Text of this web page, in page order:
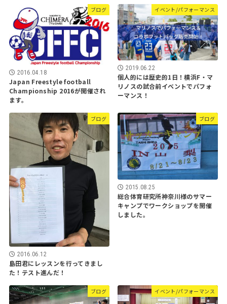
ブログ
2016.04.18
Japan Freestyle football
Championship 2016が開催され
ます。
イベント/パフォーマンス
2019.06.22
個人的には歴史的1日！横浜F・マ
リノスの試合前イベントでパフォ
ーマンス！
ブログ
2016.06.12
島田君にレッスンを行ってきまし
た！テスト進んだ！
ブログ
2015.08.25
総合体育研究所神奈川様のサマー
キャンプでワークショップを開催
しました。
ブログ イベント/パフォーマンス